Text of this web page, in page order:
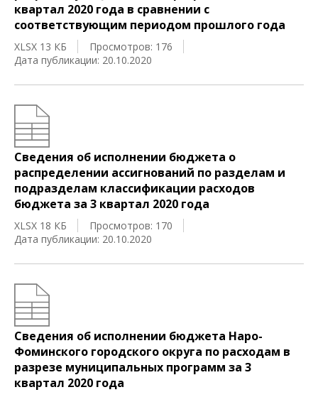
квартал 2020 года в сравнении с
соответствующим периодом прошлого года
XLSX 13 КБ
Просмотров: 176
Дата публикации: 20.10.2020
Сведения об исполнении бюджета о
распределении ассигнований по разделам и
подразделам классификации расходов
бюджета за 3 квартал 2020 года
XLSX 18 КБ
Просмотров: 170
Дата публикации: 20.10.2020
Сведения об исполнении бюджета Наро-
Фоминского городского округа по расходам в
разрезе муниципальных программ за 3
квартал 2020 года